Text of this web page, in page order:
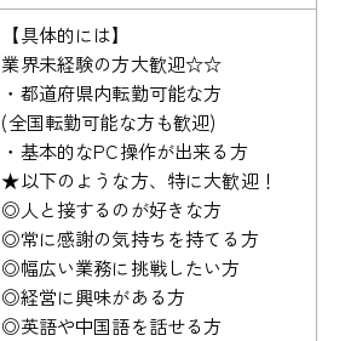
【具体的には】
業界未経験の方大歓迎☆☆
・都道府県内転勤可能な方
(全国転勤可能な方も歓迎)
・基本的なPC操作が出来る方
★以下のような方、特に大歓迎！
◎人と接するのが好きな方
◎常に感謝の気持ちを持てる方
◎幅広い業務に挑戦したい方
◎経営に興味がある方
◎英語や中国語を話せる方